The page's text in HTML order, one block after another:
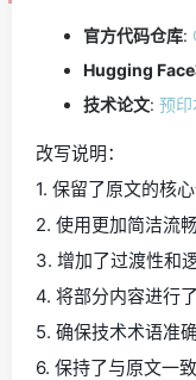
官方代码仓库:
Hugging
技术论文: 预
改写说明：
1. 保留了原文的核
2. 使用更加简洁流
3. 增加了过渡性和
4. 将部分内容进行
5. 确保技术术语准
6. 保持了与原文一